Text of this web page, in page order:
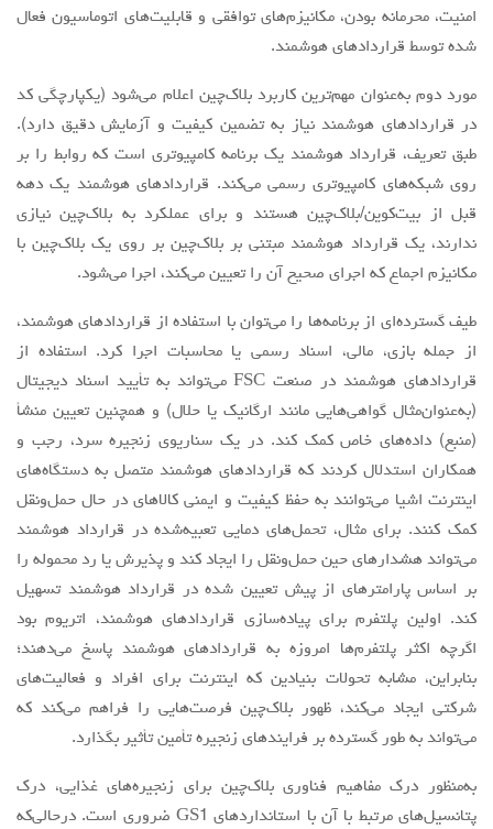
امنیت، محرمانه بودن، مکانیزم‌های توافقی و قابلیت‌های اتوماسیون فعال
شده توسط قراردادهای هوشمند.
مورد دوم به‌عنوان مهم‌ترین کاربرد بلاک‌چین اعلام می‌شود (یکپارچگی کد
در قراردادهای هوشمند نیاز به تضمین کیفیت و آزمایش دقیق دارد).
طبق تعریف، قرارداد هوشمند یک برنامه کامپیوتری است که روابط را بر
روی شبکه‌های کامپیوتری رسمی می‌کند. قراردادهای هوشمند یک دهه
قبل از بیت‌کوین/بلاک‌چین هستند و برای عملکرد به بلاک‌چین نیازی
ندارند، یک قرارداد هوشمند مبتنی بر بلاک‌چین بر روی یک بلاک‌چین با
مکانیزم اجماع که اجرای صحیح آن را تعیین می‌کند، اجرا می‌شود.
طیف گسترده‌ای از برنامه‌ها را می‌توان با استفاده از قراردادهای هوشمند،
از جمله بازی، مالی، اسناد رسمی یا محاسبات اجرا کرد. استفاده از
قراردادهای هوشمند در صنعت FSC می‌تواند به تأیید اسناد دیجیتال
(به‌عنوان‌مثال گواهی‌هایی مانند ارگانیک یا حلال) و همچنین تعیین منشأ
(منبع) داده‌های خاص کمک کند. در یک سناریوی زنجیره سرد، رجب و
همکاران استدلال کردند که قراردادهای هوشمند متصل به دستگاه‌های
اینترنت اشیا می‌توانند به حفظ کیفیت و ایمنی کالاهای در حال حمل‌ونقل
کمک کنند. برای مثال، تحمل‌های دمایی تعبیه‌شده در قرارداد هوشمند
می‌تواند هشدارهای حین حمل‌ونقل را ایجاد کند و پذیرش یا رد محموله را
بر اساس پارامترهای از پیش تعیین شده در قرارداد هوشمند تسهیل
کند. اولین پلتفرم برای پیاده‌سازی قراردادهای هوشمند، اتریوم بود
اگرچه اکثر پلتفرم‌ها امروزه به قراردادهای هوشمند پاسخ می‌دهند؛
بنابراین، مشابه تحولات بنیادین که اینترنت برای افراد و فعالیت‌های
شرکتی ایجاد می‌کند، ظهور بلاک‌چین فرصت‌هایی را فراهم می‌کند که
می‌تواند به طور گسترده بر فرایندهای زنجیره تأمین تأثیر بگذارد.
به‌منظور درک مفاهیم فناوری بلاک‌چین برای زنجیره‌های غذایی، درک
پتانسیل‌های مرتبط با آن با استانداردهای GS1 ضروری است. درحالی‌که